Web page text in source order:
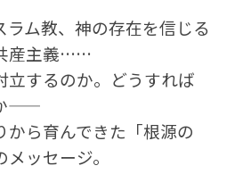
ラム教、神の存在を信じる
産主義……
立するのか。どうすれば
から育んできた「根源の
ッセージ。